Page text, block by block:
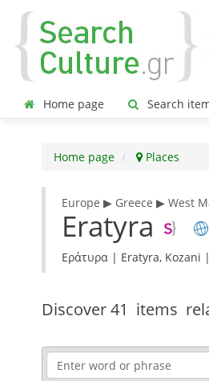
Home page Search
Home page Places
Europe ▶ Greece ▶ West
Eratyra
Εράτυρα | Eratyra, Kozani
Discover41 items